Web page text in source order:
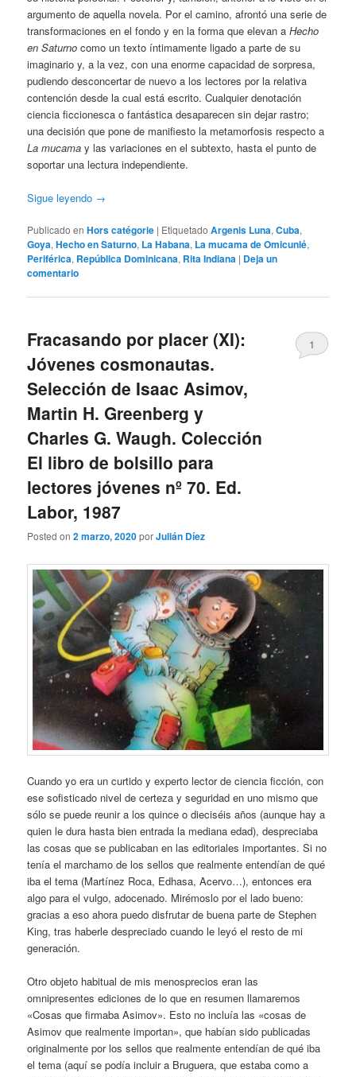
argumento de aquella novela. Por el camino, afrontó una serie de
transformaciones en el fondo y en la forma que elevan aHecho
en Saturno como un texto íntimamente ligado a parte de su
imaginario y, a la vez, con una enorme capacidad de sorpresa,
pudiendo desconcertar de nuevo a los lectores por la relativa
contención desde la cual está escrito. Cualquier denotación
ciencia ficcionesca o fantástica desaparecen sin dejar rastro;
una decisión que pone de manifiesto la metamorfosis respecto a
La mucamay las variaciones en el subtexto, hasta el punto de
soportar una lectura independiente.
Sigue leyendo →
Publicado en Hors catégorie | Etiquetado Argenis Luna,Cuba,
Goya,Hecho en Saturno, La Habana, La mucama de Omicunlé,
Periférica, República Dominicana, Rita Indiana | Deja un
comentario
Fracasando por placer (XI):
Jóvenes cosmonautas.
Selección de Isaac Asimov,
Martin H. Greenberg y
Charles G. Waugh. Colección
El libro de bolsillo para
lectores jóvenes nº 70. Ed.
Labor, 1987
Posted on2 marzo, 2020porJulián Díez
1
Cuando yo era un curtido y experto lector de ciencia ficción, con
ese sofisticado nivel de certeza y seguridad en uno mismo que
sólo se puede reunir a los quince o dieciséis años (aunque hay a
quien le dura hasta bien entrada la mediana edad), despreciaba
las cosas que se publicaban en las editoriales importantes. Si no
tenía el marchamo de los sellos que realmente entendían de qué
iba el tema (Martínez Roca, Edhasa, Acervo…), entonces era
algo para el vulgo, adocenado. Mirémoslo por el lado bueno:
gracias a eso ahora puedo disfrutar de buena parte de Stephen
King, tras haberle despreciado cuando le leyó el resto de mi
generación.
Otro objeto habitual de mis menosprecios eran las
omnipresentes ediciones de lo que en resumen llamaremos
«Cosas que firmaba Asimov». Esto no incluía las «cosas de
Asimov que realmente importan», que habían sido publicadas
originalmente por los sellos que realmente entendían de qué iba
el tema (aquí se podía incluir a Bruguera, que estaba como a